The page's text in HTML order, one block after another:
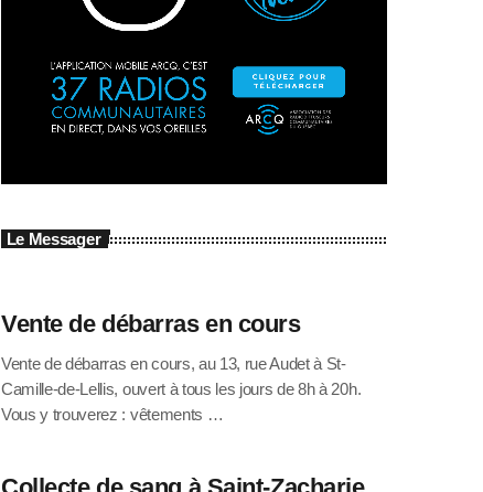
Le Messager
Vente de débarras en cours
Vente de débarras en cours, au 13, rue Audet à St-
Camille-de-Lellis, ouvert à tous les jours de 8h à 20h.
Vous y trouverez : vêtements …